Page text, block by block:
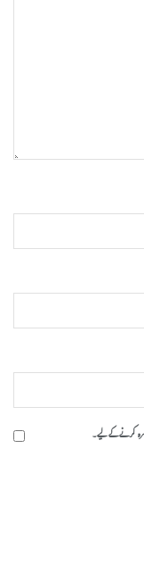
کرنے کےلیے۔